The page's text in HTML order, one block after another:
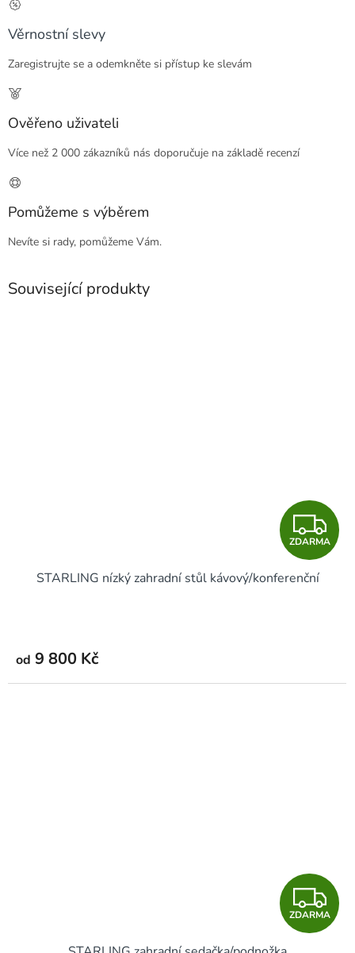
Věrnostní slevy
Zaregistrujte se a odemkněte si přístup ke slevám
Ověřeno uživateli
Více než 2 000 zákazníků nás doporučuje na základě recenzí
Pomůžeme s výběrem
Nevíte si rady, pomůžeme Vám.
Související produkty
Z
D
A
ZDARMA
STARLING nízký zahradní stůl kávový/konferenční
od 9 800 Kč
Z
D
ZDARMA